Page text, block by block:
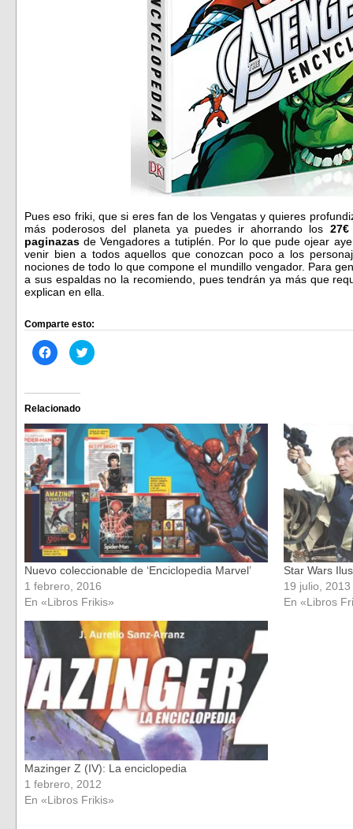
Pues eso friki, que si eres fan de los Vengatas y quieres
más poderosos del planeta ya puedes ir ahorrando los 27€
paginazas de Vengadores a tutiplén. Por lo que pude ojear
venir bien a todos aquellos que conozcan poco a los
nociones de todo lo que compone el mundillo vengador. Para
a sus espaldas no la recomiendo, pues tendrán ya más que
explican en ella.
Comparte esto:
Haz
clic
Facebook
(Se
abre
en
una
ventana
nueva)
Haz
clic
en
una
ventana
nueva)
Relacionado
Nuevo coleccionable de ‘Enciclopedia Marvel’
1 febrero, 2016
En «Libros Frikis»
Star Wars
19 julio, 2013
En «Libros
Mazinger Z (IV): La enciclopedia
1 febrero, 2012
En «Libros Frikis»